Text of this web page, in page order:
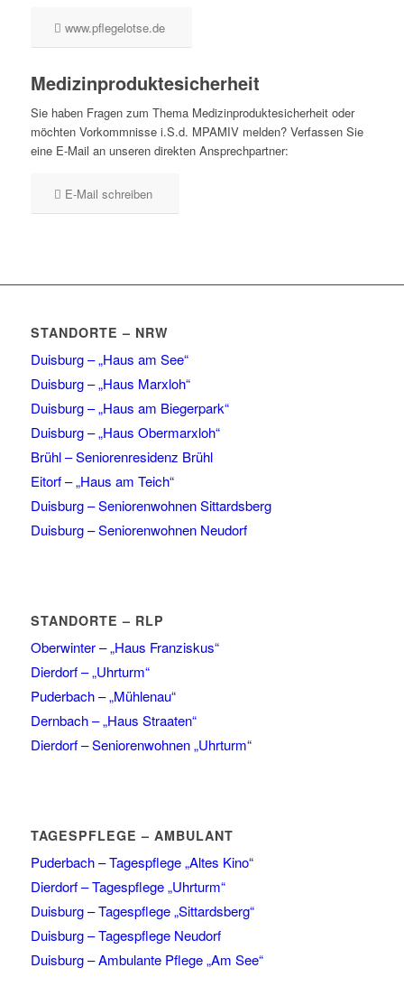
www.pflegelotse.de
Medizinproduktesicherheit
Sie haben Fragen zum Thema Medizinproduktesicherheit oder
möchten Vorkommnisse i.S.d. MPAMIV melden? Verfassen Sie
eine E-Mail an unseren direkten Ansprechpartner:
E-Mail schreiben
STANDORTE – NRW
Duisburg – „Haus am See“
Duisburg – „Haus Marxloh“
Duisburg – „Haus am Biegerpark“
Duisburg – „Haus Obermarxloh“
Brühl – Seniorenresidenz Brühl
Eitorf – „Haus am Teich“
Duisburg – Seniorenwohnen Sittardsberg
Duisburg – Seniorenwohnen Neudorf
STANDORTE – RLP
Oberwinter – „Haus Franziskus“
Dierdorf – „Uhrturm“
Puderbach – „Mühlenau“
Dernbach – „Haus Straaten“
Dierdorf – Seniorenwohnen „Uhrturm“
TAGESPFLEGE – AMBULANT
Puderbach – Tagespflege „Altes Kino“
Dierdorf – Tagespflege „Uhrturm“
Duisburg – Tagespflege „Sittardsberg“
Duisburg – Tagespflege Neudorf
Duisburg – Ambulante Pflege „Am See“